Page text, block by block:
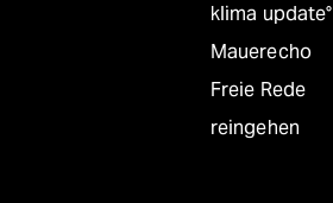
klima update°
Mauerecho
Freie Rede
reingehen